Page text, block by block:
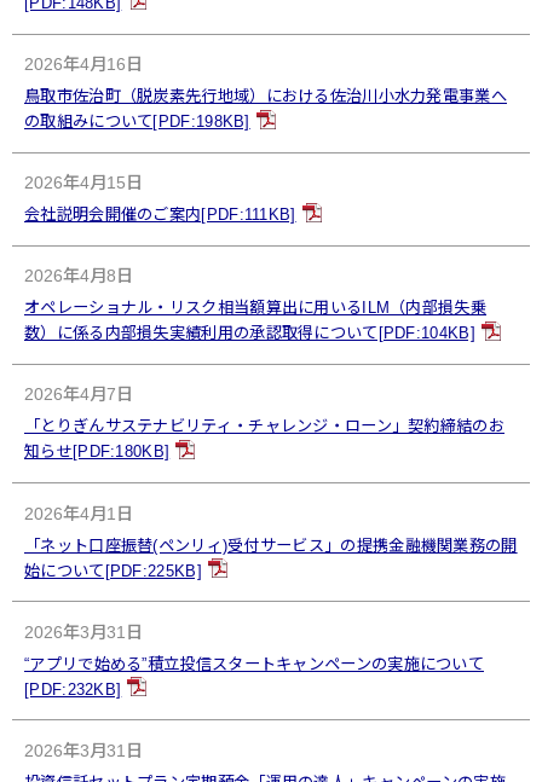
2026年4月16日
鳥取市佐治町（脱炭素先行地域）における佐治川小水力発電事業へ
の取組みについて[PDF:198KB]
2026年4月15日
会社説明会開催のご案内[PDF:111KB]
2026年4月8日
オペレーショナル・リスク相当額算出に用いるILM（内部損失乗
数）に係る内部損失実績利用の承認取得について[PDF:104KB]
2026年4月7日
「とりぎんサステナビリティ・チャレンジ・ローン」契約締結のお
知らせ[PDF:180KB]
2026年4月1日
「ネット口座振替(ペンリィ)受付サービス」の提携金融機関業務の開
始について[PDF:225KB]
2026年3月31日
“アプリで始める”積立投信スタートキャンペーンの実施について
[PDF:232KB]
2026年3月31日